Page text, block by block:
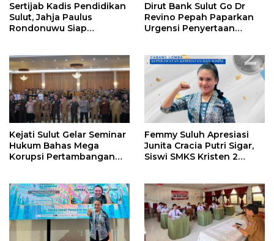
Sertijab Kadis Pendidikan
Sulut, Jahja Paulus
Rondonuwu Siap
Dirut Bank Sulut Go Dr
Revino Pepah Paparkan
Urgensi Penyertaan
Kejati Sulut Gelar Seminar
Hukum Bahas Mega
Korupsi Pertambangan
Femmy Suluh Apresiasi
Junita Cracia Putri Sigar,
Siswi SMKS Kristen 2
Nasional 2026